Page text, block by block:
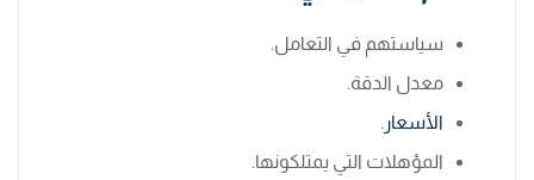
سياستهم في التعامل.
معدل الدقة.
الأسعار .
المؤهلات التي يمتلكونها.